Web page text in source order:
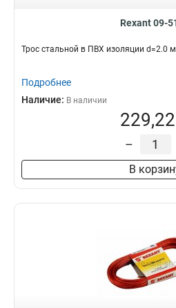
Rexant 09-
Трос стальной в ПВХ изоляции d=2.0
Подробнее
Наличие: В наличии
–
В